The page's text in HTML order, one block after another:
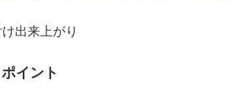
出来上がり
イント